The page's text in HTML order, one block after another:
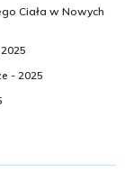
Ciała w Nowych
- 2025